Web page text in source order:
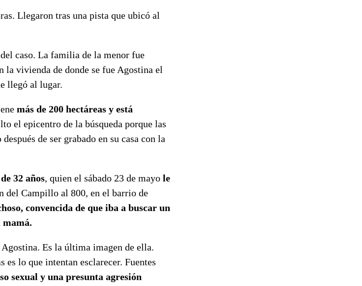
Llegaron tras una pista que ubicó al
caso. La familia de la menor fue
la vivienda de donde se fue Agostina el
llegó al lugar.
más de 200 hectáreas y está
el epicentro de la búsqueda porque las
de ser grabado en su casa con la
32 años, quien el sábado 23 de mayo le
del Campillo al 800, en el barrio de
convencida de que iba a buscar un
mamá.
Agostina. Es la última imagen de ella.
es lo que intentan esclarecer. Fuentes
sexual y una presunta agresión